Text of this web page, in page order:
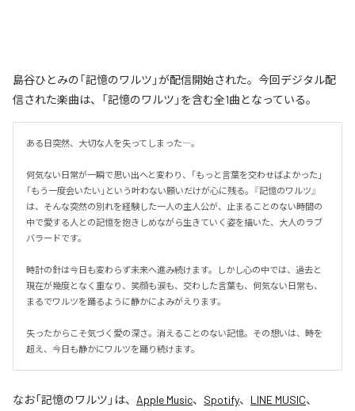
島谷ひとみの「記憶のワルツ」が配信開始された。今回デジタル配
信された楽曲は、「記憶のワルツ」を含む全1曲となっている。
ある日突然、大切な人を失ってしまった―。
何気ない日常が一瞬で思い出へと変わり、「もっと言葉を交わせばよかった」
「もう一度会いたい」という叶わない願いだけが心に残る。『記憶のワルツ』
は、そんな突然の別れを経験した一人の主人公が、止まることのない時間の
中で愛する人との記憶を抱きしめながら生きていく姿を描いた、大人のラブ
バラードです。
時計の針は今日も変わらず未来へ進み続けます。しかし心の中では、過去と
現在が幾度となく重なり、笑顔も涙も、交わした言葉も、何気ない日常も、
まるでワルツを踊るように静かによみがえります。
失ったからこそ気づく愛の深さ。消えることのない記憶。その想いは、時を
超え、今日も静かにワルツを踊り続けます。
なお「記憶のワルツ 」は、 Apple Music、 Spotify、 LINE MUSIC、